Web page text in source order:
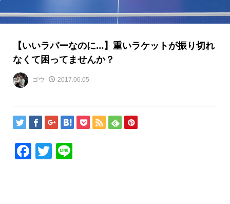
【いいラバーなのに…】重いラケットが振り切れ
なくて困ってませんか？
ゴウ 2017.06.05
Facebook
Twitter